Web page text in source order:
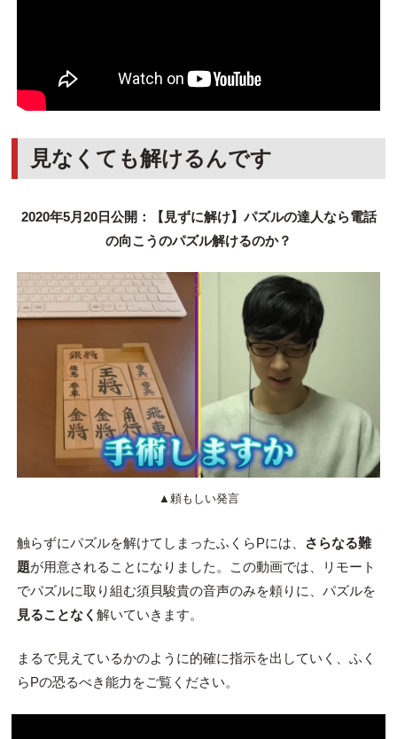
見なくても解けるんです
2020年5月20日公開：【見ずに解け】パズルの達人なら電話
の向こうのパズル解けるのか？
▲頼もしい発言
触らずにパズルを解けてしまったふくらPには、
さらなる難
題が用意されることになりました。この動画では、リモート
でパズルに取り組む須貝駿貴の音声のみを頼りに、パズルを
見ることなく 解いていきます。
まるで見えているかのように的確に指示を出していく、ふく
らPの恐るべき能力をご覧ください。